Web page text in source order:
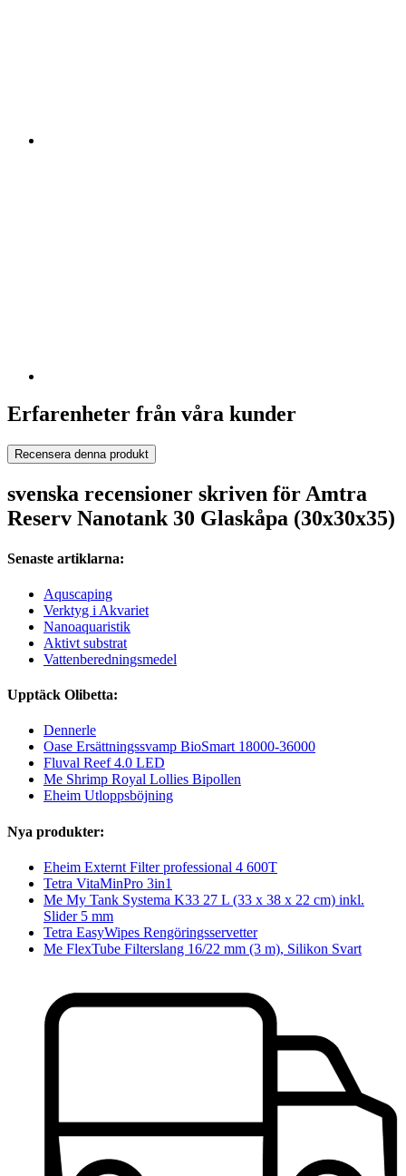
Erfarenheter från våra kunder
Recensera denna produkt
svenska recensioner skriven för Amtra
Reserv Nanotank 30 Glaskåpa (30x30x35)
Senaste artiklarna:
Aquscaping
Verktyg i Akvariet
Nanoaquaristik
Aktivt substrat
Vattenberedningsmedel
Upptäck Olibetta:
Dennerle
Oase Ersättningssvamp BioSmart 18000-36000
Fluval Reef 4.0 LED
Me Shrimp Royal Lollies Bipollen
Eheim Utloppsböjning
Nya produkter:
Eheim Externt Filter professional 4 600T
Tetra VitaMinPro 3in1
Me My Tank Systema K33 27 L (33 x 38 x 22 cm) inkl.
Slider 5 mm
Tetra EasyWipes Rengöringsservetter
Me FlexTube Filterslang 16/22 mm (3 m), Silikon Svart